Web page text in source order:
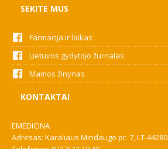
SEKITE MUS
Farmacija ir laikas
Lietuvos gydytojo žurnalas
Mamos žinynas
KONTAKTAI
EMEDICINA
Adresas: Karaliaus Mindaugo pr. 7, LT-